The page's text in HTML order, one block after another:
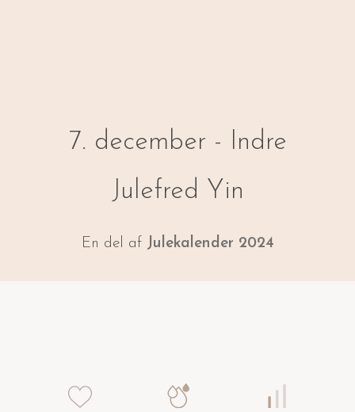
7. december - Indre
Julefred Yin
En del af Julekalender 2024